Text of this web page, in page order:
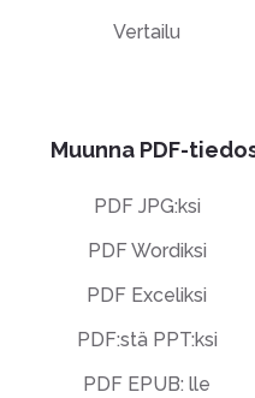
Vertailu
Muunna PDF-
PDF JPG:ksi
PDF Wordiksi
PDF Exceliksi
PDF:stä PPT:ksi
PDF EPUB: lle